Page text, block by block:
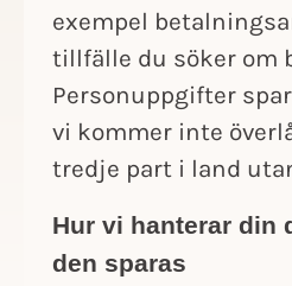
exempel
tillfälle du söker om
Personuppgifter
vi kommer inte
tredje part i land
Hur vi hanterar din
den sparas